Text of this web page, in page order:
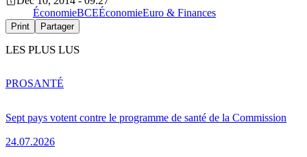
ÉconomieBCEÉconomieEuro & Finances
Print Partager
LES PLUS LUS
Sept pays votent contre le programme de santé de la Commission
24.07.2026
PROSANTÉ